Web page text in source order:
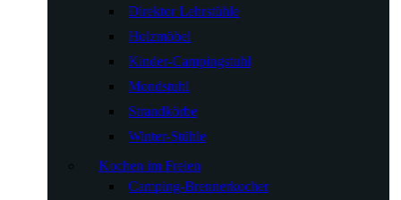
Direktor Lehrstühle
Holzmöbel
Kinder-Campingstuhl
Mondstuhl
Strandkörbe
Winter-Stühle
Kochen im Freien
Camping-Brennerkocher